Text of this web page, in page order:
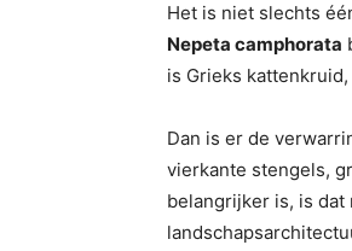
Het is niet slechts
Nepeta camphorata
is Grieks
Dan is er de
vierkante stengels,
belangrijker is, is